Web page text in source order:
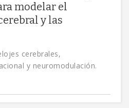
modelar el
y las
cerebrales,
y neuromodulación.